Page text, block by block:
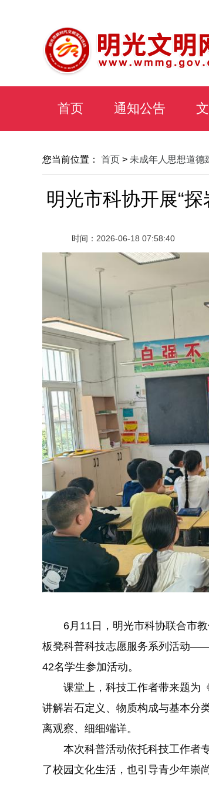
首页 通知公告
您当前位置： 首页 > 未成年人思想道德
明光市科协开展“
时间： 2026-06-18 07:58:40
6月11日，明光市科协联合市教
板凳科普科技志愿服务系列活动
42名学生参加活动。
课堂上，科技工作者带来题为《
讲解岩石定义、物质构成与基本分
离观察、细细端详。
本次科普活动依托科技工作者专
了校园文化生活，也引导青少年崇